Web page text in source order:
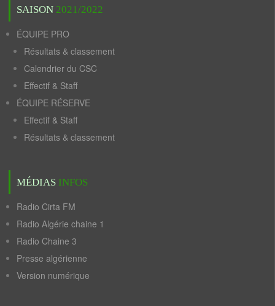
SAISON 2021/2022
ÉQUIPE PRO
Résultats & classement
Calendrier du CSC
Effectif & Staff
ÉQUIPE RÉSERVE
Effectif & Staff
Résultats & classement
MÉDIAS INFOS
Radio Cirta FM
Radio Algérie chaine 1
Radio Chaine 3
Presse algérienne
Version numérique